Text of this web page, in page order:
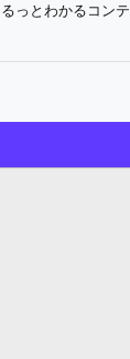
っとわかるコンテ